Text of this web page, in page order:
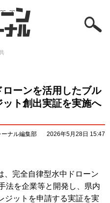
ーンを活用したブル
ト創出実証を実施へ
ーナル編集部 2026年5月28日 15:47
完全自律型水中ドローン
法を企業等と開発し、県内
ジットを申請する実証を実